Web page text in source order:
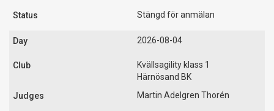
Stängd för anmälan
2026-08-04
Kvällsagility klass 1
Härnösand BK
Martin Adelgren Thorén